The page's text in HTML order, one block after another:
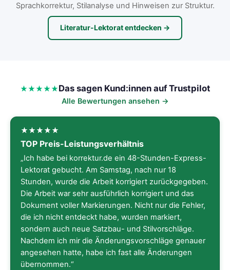
Sprachkorrektur, Stilanalyse und Hinweisen zur Struktur.
Literatur-Lektorat entdecken →
Das sagen Kund:innen auf Trustpilot
Alle Bewertungen ansehen →
TOP Preis-Leistungsverhältnis
„Ich habe bei korrektur.de ein 48-Stunden-Express-
Lektorat gebucht. Am Samstag, nach nur 18
Stunden, wurde die Arbeit korrigiert zurückgegeben.
Die Arbeit war sehr ausführlich korrigiert und das
Dokument voller Markierungen. Nicht nur die Fehler,
die ich nicht entdeckt habe, wurden markiert,
sondern auch neue Satzbau- und Stilvorschläge.
Nachdem ich mir die Änderungsvorschläge genauer
angesehen hatte, habe ich fast alle Änderungen
übernommen.“